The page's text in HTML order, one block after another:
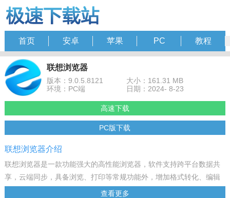
首页 安卓 苹果 PC 教程
联想浏览器
版本：9.0.5.8121
大小：161.31 MB
环境：PC端
日期：2024- 8-23
高速下载
PC版下载
联想浏览器介绍
联想浏览器是一款功能强大的高性能浏览器，软件支持跨平台数据共
享，云端同步，具备浏览、打印等常规功能外，增加格式转化、编辑
等高级能力，办公、学习更高效，需要的朋友快来下载吧！
查看更多